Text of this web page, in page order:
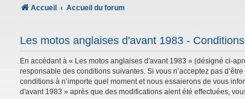
Accueil Accueil du forum
Les motos anglaises d'avant 1983 - Conditions
En accédant à « Les motos anglaises d'avant 1983 » (désigné ci-
responsable des conditions suivantes. Si vous n’acceptez pas
conditions à n’importe quel moment et nous essaierons de vous
d'avant 1983 » après que des modifications aient été effectuées,